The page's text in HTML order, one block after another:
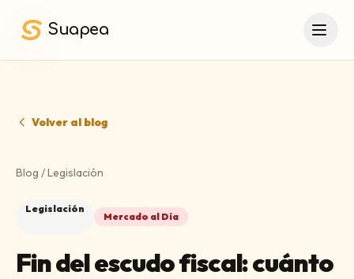
Suapea
Volver al blog
Blog /Legislación
Legislación
Mercado al Día
Fin del escudo fiscal: cuánto